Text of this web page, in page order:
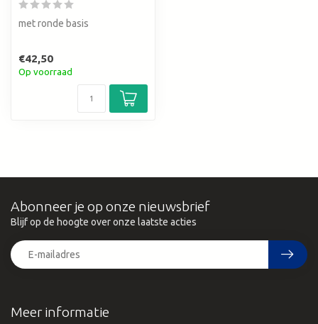
met ronde basis
€42,50
Op voorraad
Meer informatie
Abonneer je op onze nieuwsbrief
Blijf op de hoogte over onze laatste acties